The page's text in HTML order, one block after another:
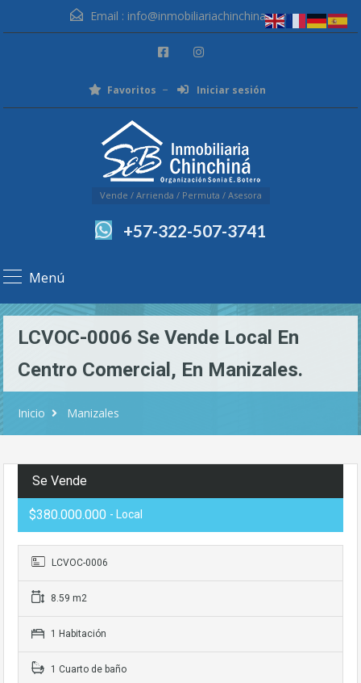
Email : info@inmobiliariachinchina.com
Favoritos Iniciar sesión
Vende / Arrienda / Permuta / Asesora
+57-322-507-3741
Menú
LCVOC-0006 Se Vende Local En
Centro Comercial, En Manizales.
Inicio Manizales
Se Vende
$380.000.000 - Local
LCVOC-0006
8.59 m2
1 Habitación
1 Cuarto de baño